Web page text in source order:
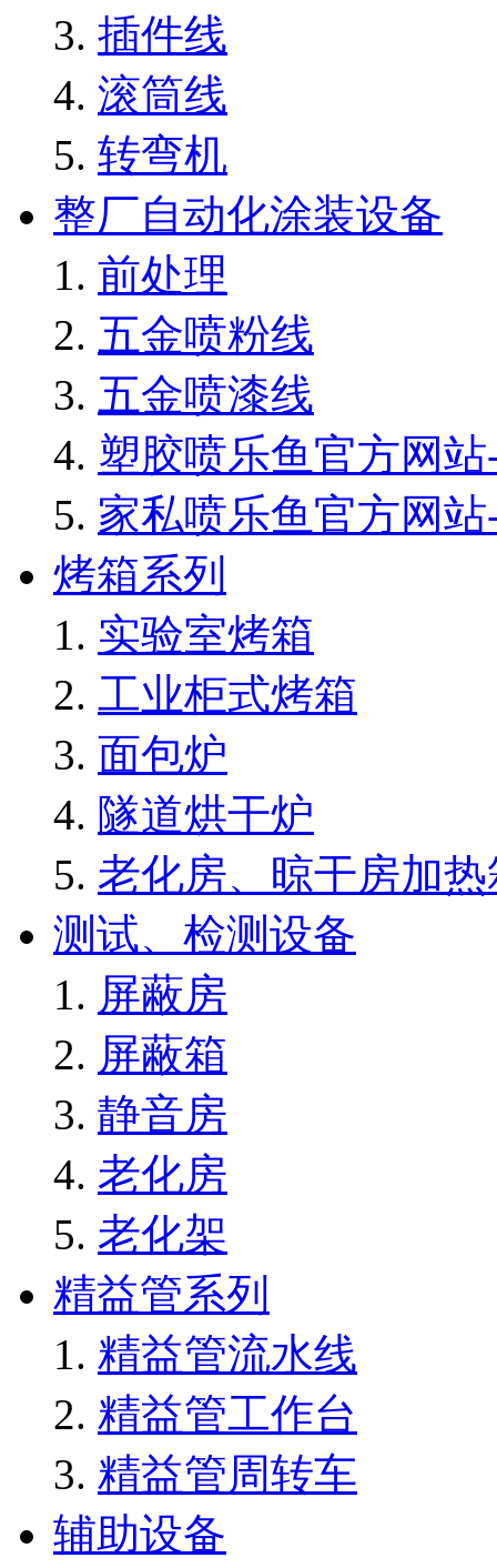
插件线
滚筒线
转弯机
整厂自动化涂装设备
前处理
五金喷粉线
五金喷漆线
塑胶喷乐鱼官方网
家私喷乐鱼官方网
烤箱系列
实验室烤箱
工业柜式烤箱
面包炉
隧道烘干炉
老化房、晾干房加热
测试、检测设备
屏蔽房
屏蔽箱
静音房
老化房
老化架
精益管系列
精益管流水线
精益管工作台
精益管周转车
辅助设备